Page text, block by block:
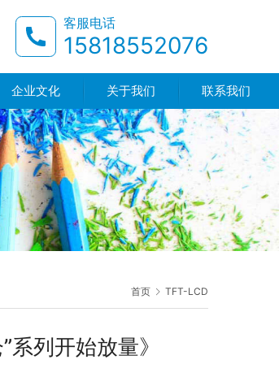
客服电话
15818552076
企业文化 关于我们 联系我们
首页 TFT-LCD
列开始放量》